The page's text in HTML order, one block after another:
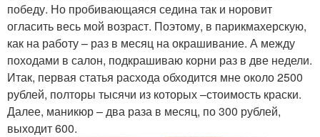
победу. Но пробивающаяся седина так и норовит
огласить весь мой возраст. Поэтому, в парикмахерскую,
как на работу – раз в месяц на окрашивание. А между
походами в салон, подкрашиваю корни раз в две недели.
Итак, первая статья расхода обходится мне около 2500
рублей, полторы тысячи из которых –стоимость краски.
Далее, маникюр – два раза в месяц, по 300 рублей,
выходит 600.